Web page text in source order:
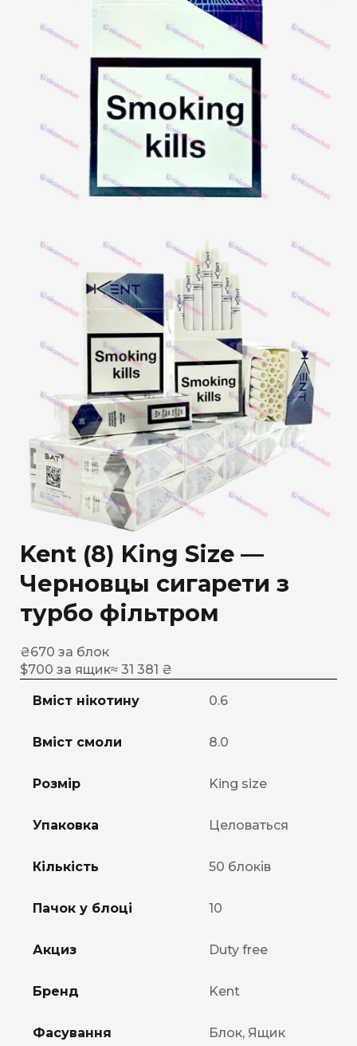
Kent (8) King Size —
Черновцы сигарети з
турбо фільтром
₴670 за блок
$700 за ящик≈ 31 381 ₴
Вміст нікотину 0.6
Вміст смоли 8.0
Розмір King size
Упаковка Целоваться
Кількість 50 блоків
Пачок у блоці 10
Акциз Duty free
Бренд Kent
Фасування Блок, Ящик